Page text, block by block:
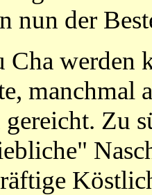
nun der
Cha werden
manchmal
gereicht. Zu